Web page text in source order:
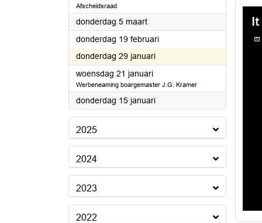
Afscheidsraad
donderdag 5 maart2026
donderdag 19 februari2026
donderdag 29 januari2026
woensdag 21 januari2026
Werbeneaming boargemaster J.G. Kramer
donderdag 15 januari2026
2025
2024
2023
2022